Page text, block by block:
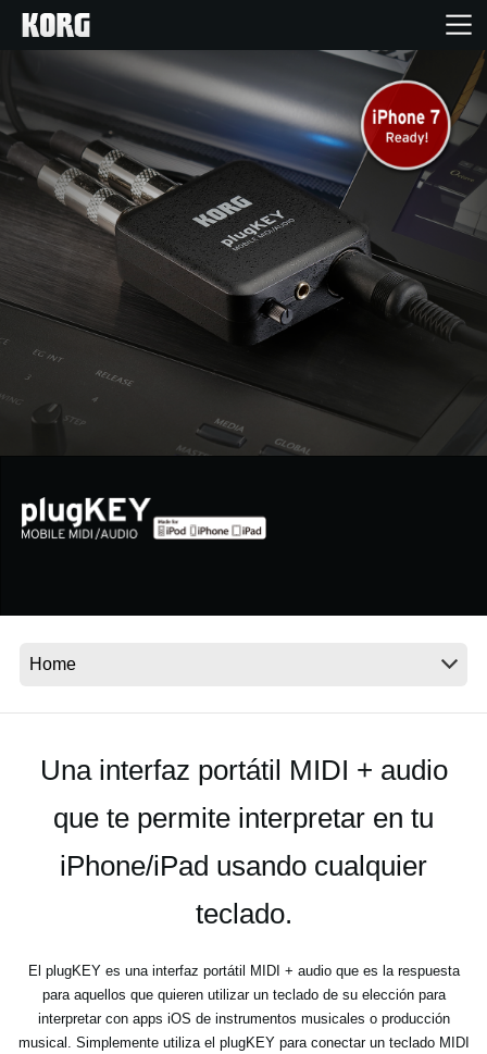
Productos
Características
Eventos
Localizador de Tiendas
Noticias
Ubicación
Una interfaz portátil MIDI + audio
que te permite interpretar en tu
iPhone/iPad usando cualquier
teclado.
El plugKEY es una interfaz portátil MIDI + audio que es la respuesta
para aquellos que quieren utilizar un teclado de su elección para
interpretar con apps iOS de instrumentos musicales o producción
musical. Simplemente utiliza el plugKEY para conectar un teclado MIDI